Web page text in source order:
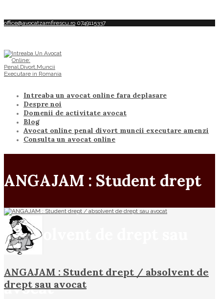
office@avocatzamfirescu.ro 0749115337
Intreaba un avocat online fara deplasare
Despre noi
Domenii de activitate avocat
Blog
Avocat online penal divort muncii executare amenzi
Consulta un avocat online
ANGAJAM : Student drept
/ absolvent de drept sau
avocat
ANGAJAM : Student drept / absolvent de
drept sau avocat